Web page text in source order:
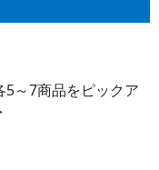
～7商品をピックア